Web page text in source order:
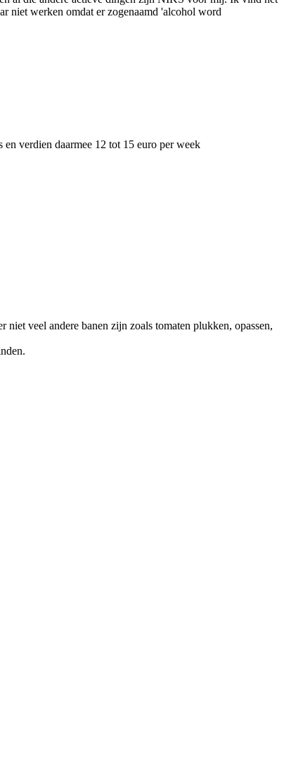
niet werken omdat er zogenaamd 'alcohol word
verdien daarmee 12 tot 15 euro per week
veel andere banen zijn zoals tomaten plukken, opassen,